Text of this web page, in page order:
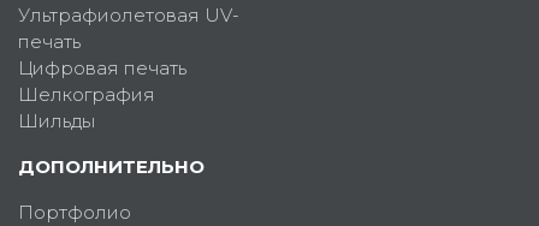
Ультрафиолетовая UV-
печать
Цифровая печать
Шелкография
Шильды
ДОПОЛНИТЕЛЬНО
Портфолио